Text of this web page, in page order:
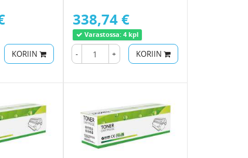
KORIIN
338,74 €
Varastossa: 4 kpl
- + KORIIN